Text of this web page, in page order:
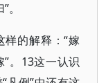
样的解释：“嫁
。13这一认识